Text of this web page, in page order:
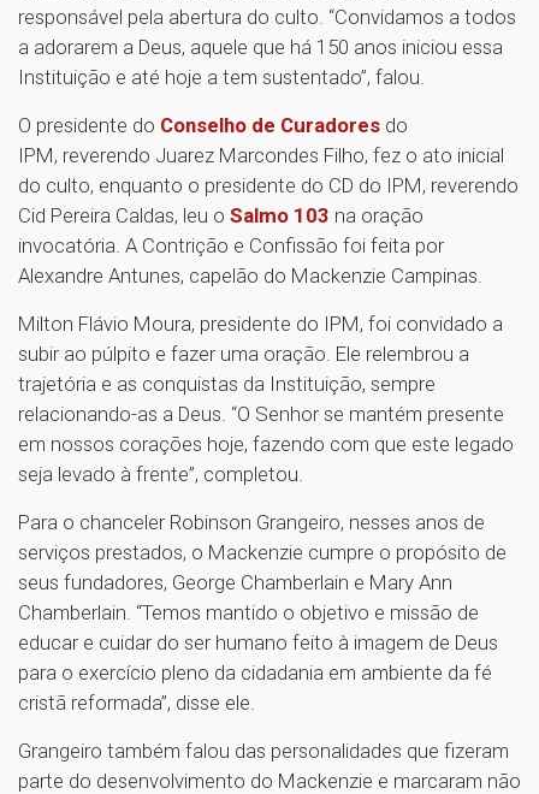
responsável pela abertura do culto. “Convidamos a todos
a adorarem a Deus, aquele que há 150 anos iniciou essa
Instituição e até hoje a tem sustentado”, falou.
O presidente do Conselho de Curadores do
IPM, reverendo Juarez Marcondes Filho, fez o ato inicial
do culto, enquanto o presidente do CD do IPM, reverendo
Cid Pereira Caldas, leu o Salmo 103 na oração
invocatória. A Contrição e Confissão foi feita por
Alexandre Antunes, capelão do Mackenzie Campinas.
Milton Flávio Moura, presidente do IPM, foi convidado a
subir ao púlpito e fazer uma oração. Ele relembrou a
trajetória e as conquistas da Instituição, sempre
relacionando-as a Deus. “O Senhor se mantém presente
em nossos corações hoje, fazendo com que este legado
seja levado à frente”, completou.
Para o chanceler Robinson Grangeiro, nesses anos de
serviços prestados, o Mackenzie cumpre o propósito de
seus fundadores, George Chamberlain e Mary Ann
Chamberlain. “Temos mantido o objetivo e missão de
educar e cuidar do ser humano feito à imagem de Deus
para o exercício pleno da cidadania em ambiente da fé
cristã reformada”, disse ele.
Grangeiro também falou das personalidades que fizeram
parte do desenvolvimento do Mackenzie e marcaram não